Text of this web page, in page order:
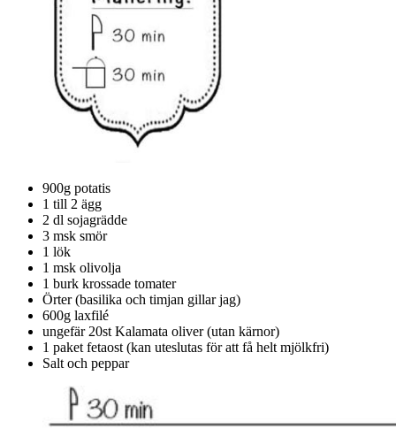
900g potatis
1 till 2 ägg
2 dl sojagrädde
3 msk smör
1 lök
1 msk olivolja
1 burk krossade tomater
Örter (basilika och timjan gillar jag)
600g laxfilé
ungefär 20st Kalamata oliver (utan kärnor)
1 paket fetaost (kan uteslutas för att få helt mjölkfri)
Salt och peppar